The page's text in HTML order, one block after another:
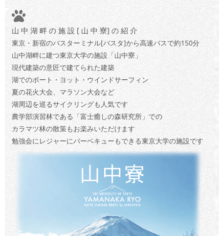
山 中 湖 畔 の 施 設 [ 山 中 寮] の 紹 介
東京・新宿のバスターミナル[バスタ]から高速バスで約150分
山中湖畔に建つ東京大学の施設「山中寮」
現代建築の意匠で建てられた建築
湖でのボート・ヨット・ウインドサーフィン
夏の花火大会、マラソン大会など
湖周辺を巡るサイクリングも人気です
農学部演習林である「富士癒しの森研究所」での
カラマツ林の散策もお楽みいただけます
勉強会にレジャーにバーベキューもできる東京大学の施設です